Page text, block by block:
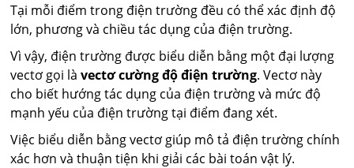
Tại mỗi điểm trong điện trường đều có thể xác định độ
lớn, phương và chiều tác dụng của điện trường.
Vì vậy, điện trường được biểu diễn bằng một đại lượng
vectơ gọi làvectơ cường độ điện trường. Vectơ này
cho biết hướng tác dụng của điện trường và mức độ
mạnh yếu của điện trường tại điểm đang xét.
Việc biểu diễn bằng vectơ giúp mô tả điện trường chính
xác hơn và thuận tiện khi giải các bài toán vật lý.